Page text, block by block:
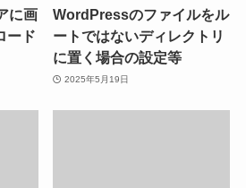
に画
ード
WordPressのファイルをル
ートではないディレクトリ
に置く場合の設定等
2025年5月19日